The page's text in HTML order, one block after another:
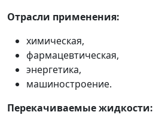
Отрасли применения:
химическая,
фармацевтическая,
энергетика,
машиностроение.
Перекачиваемые жидкости: